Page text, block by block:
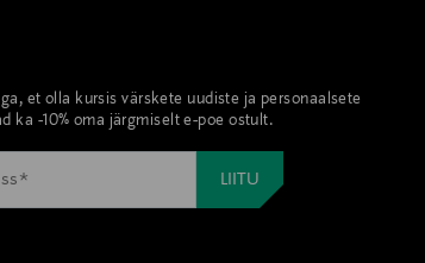
et olla kursis värskete uudiste ja personaalsete
ka -10% oma järgmiselt e-poe ostult.